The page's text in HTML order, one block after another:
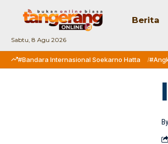
Sabtu, 8 Agu 2026
Berita
#Bandara Internasional Soekarno Hatta
By